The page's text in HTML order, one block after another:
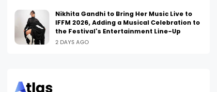
Nikhita Gandhi to Bring Her Music Live to
IFFM 2026, Adding a Musical Celebration to
the Festival's Entertainment Line-Up
2 DAYS AGO